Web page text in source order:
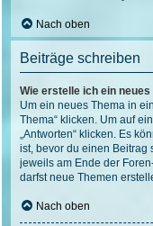
Nach oben
Beiträge schreiben
Wie erstelle ich ein
Um ein neues Thema in
Thema“ klicken. Um auf
„Antworten“ klicken. Es
ist, bevor du einen Beitrag
jeweils am Ende der
darfst neue Themen
Nach oben